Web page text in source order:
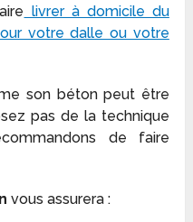
livrer à domicile du
votre dalle ou votre
son béton peut être
pas de la technique
de faire
vous assurera :